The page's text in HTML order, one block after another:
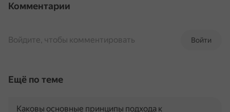
Комментарии
Войти
Войдите, чтобы комментировать
Ещё по теме
Каковы основные принципы подхода к